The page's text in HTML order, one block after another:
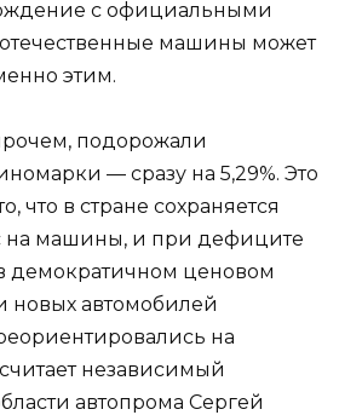
с официальными
машины может
этим.
подорожали
— сразу на 5,29%. Это
что в стране сохраняется
на машины, и при дефиците
демократичном ценовом
новых автомобилей
на
независимый
автопрома Сергей